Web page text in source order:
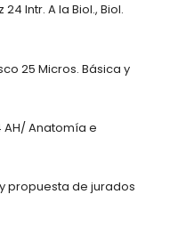
Intr. A la Biol., Biol.
25 Micros. Básica y
AH/ Anatomía e
propuesta de jurados